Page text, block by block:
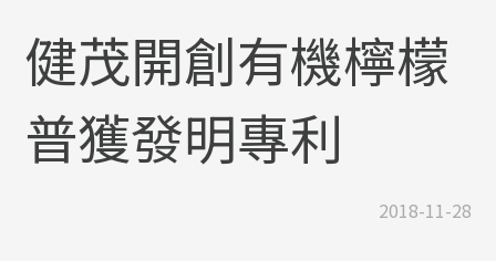
健茂開創有機檸檬
普獲發明專利
2018-11-28